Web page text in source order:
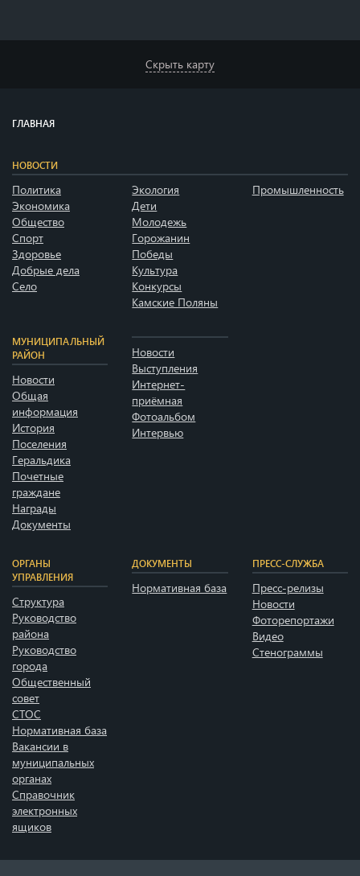
Скрыть карту
ГЛАВНАЯ
НОВОСТИ
Политика
Экономика
Общество
Спорт
Здоровье
Добрые дела
Село
Экология
Дети
Молодежь
Горожанин
Победы
Культура
Конкурсы
Камские Поляны
Промышленность
МУНИЦИПАЛЬНЫЙ
РАЙОН
Новости
Общая
информация
История
Поселения
Геральдика
Почетные
граждане
Награды
Документы
Новости
Выступления
Интернет-
приёмная
Фотоальбом
Интервью
ОРГАНЫ
УПРАВЛЕНИЯ
Структура
Руководство
района
Руководство
города
Общественный
совет
СТОС
Нормативная база
Вакансии в
муниципальных
органах
Справочник
электронных
ящиков
ДОКУМЕНТЫ
Нормативная база
ПРЕСС-СЛУЖБА
Пресс-релизы
Новости
Фоторепортажи
Видео
Стенограммы